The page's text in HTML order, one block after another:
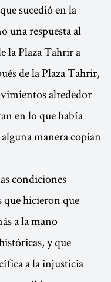
sucedió en la
una respuesta al
la Plaza Tahrir a
de la Plaza Tahrir,
alrededor
en lo que había
manera copian
condiciones
que hicieron que
a la mano
y que
a la injusticia